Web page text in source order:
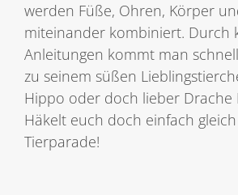
werden Füße, Ohren, Körper
miteinander kombiniert. Durch
Anleitungen kommt man
zu seinem süßen
Hippo oder doch lieber Drache
Häkelt euch doch einfach
Tierparade!